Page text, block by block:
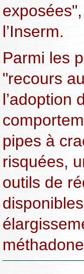
l’Inserm.
Parmi les
"recours
l’adoption
pipes à
risquées,
outils de